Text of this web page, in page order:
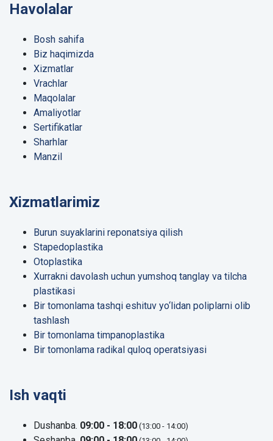
Havolalar
Bosh sahifa
Biz haqimizda
Xizmatlar
Vrachlar
Maqolalar
Amaliyotlar
Sertifikatlar
Sharhlar
Manzil
Xizmatlarimiz
Burun suyaklarini reponatsiya qilish
Stapedoplastika
Otoplastika
Xurrakni davolash uchun yumshoq tanglay va tilcha
plastikasi
Bir tomonlama tashqi eshituv yo‘lidan poliplarni olib
tashlash
Bir tomonlama timpanoplastika
Bir tomonlama radikal quloq operatsiyasi
Ish vaqti
Dushanba. 09:00 - 18:00 (13:00 - 14:00)